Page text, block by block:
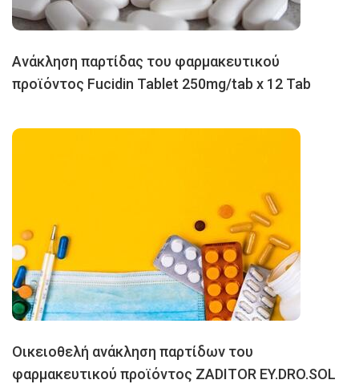
Ανάκληση παρτίδας του φαρμακευτικού
προϊόντος Fucidin Tablet 250mg/tab x 12 Tab
Oικειοθελή ανάκληση παρτίδων του
φαρμακευτικού προϊόντος ZADITOR EY.DRO.SOL